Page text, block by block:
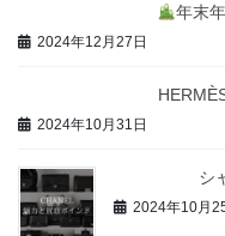
り
年末
2024年12月27日
2024年10月31日
シ
2024年10月